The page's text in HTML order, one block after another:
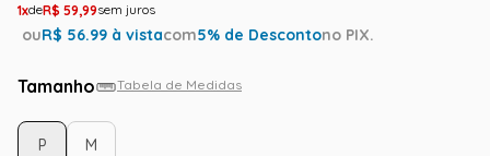
1 R$ 59,99
ouR$ 56.99 à vistacom5% de Descontono PIX.
Tamanho Tabela de Medidas
P M